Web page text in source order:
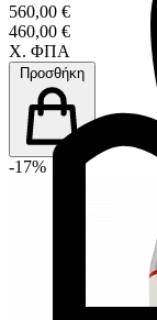
560,00 €
460,00 €
Χ. ΦΠΑ
Προσθήκη
-17%